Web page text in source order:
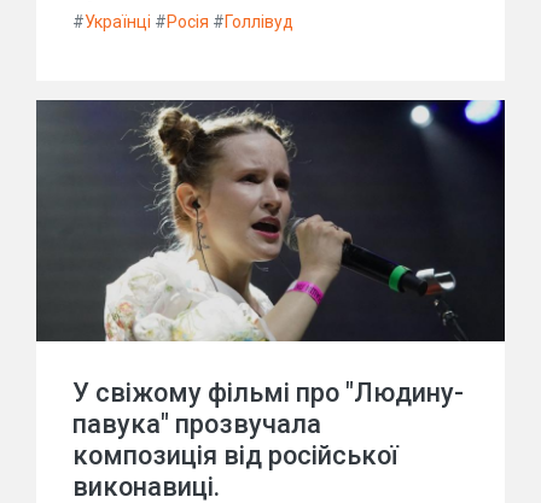
#Українці #Росія #Голлівуд
У свіжому фільмі про "Людину-
павука" прозвучала
композиція від російської
виконавиці.